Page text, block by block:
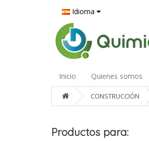
Idioma
Inicio Quienes somos
CONSTRUCCIÓN
Productos para: